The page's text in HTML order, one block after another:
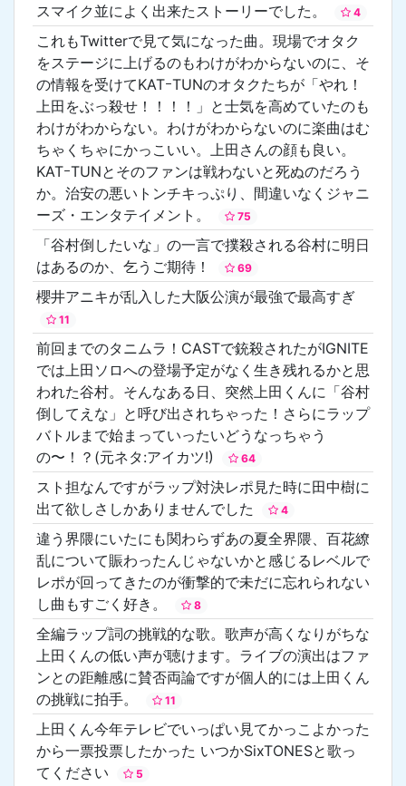
スマイク並によく出来たストーリーでした。 4
これもTwitterで見て気になった曲。現場でオタク
をステージに上げるのもわけがわからないのに、そ
の情報を受けてKATｰTUNのオタクたちが「やれ！
上田をぶっ殺せ！！！！」と士気を高めていたのも
わけがわからない。わけがわからないのに楽曲はむ
ちゃくちゃにかっこいい。上田さんの顔も良い。
KATｰTUNとそのファンは戦わないと死ぬのだろう
か。治安の悪いトンチキっぷり、間違いなくジャニ
ーズ・エンタテイメント。
75
「谷村倒したいな」の一言で撲殺される谷村に明日
はあるのか、乞うご期待！
69
櫻井アニキが乱入した大阪公演が最強で最高すぎ
11
前回までのタニムラ！CASTで銃殺されたがIGNITE
では上田ソロへの登場予定がなく生き残れるかと思
われた谷村。そんなある日、突然上田くんに「谷村
倒してえな」と呼び出されちゃった！さらにラップ
バトルまで始まっていったいどうなっちゃう
の〜！？(元ネタ:アイカツ!)
64
スト担なんですがラップ対決レポ見た時に田中樹に
出て欲しさしかありませんでした
4
違う界隈にいたにも関わらずあの夏全界隈、百花繚
乱について賑わったんじゃないかと感じるレベルで
レポが回ってきたのが衝撃的で未だに忘れられない
し曲もすごく好き。
8
全編ラップ詞の挑戦的な歌。歌声が高くなりがちな
上田くんの低い声が聴けます。ライブの演出はファ
ンとの距離感に賛否両論ですが個人的には上田くん
の挑戦に拍手。
11
上田くん今年テレビでいっぱい見てかっこよかった
から一票投票したかった いつかSixTONESと歌っ
てください
5